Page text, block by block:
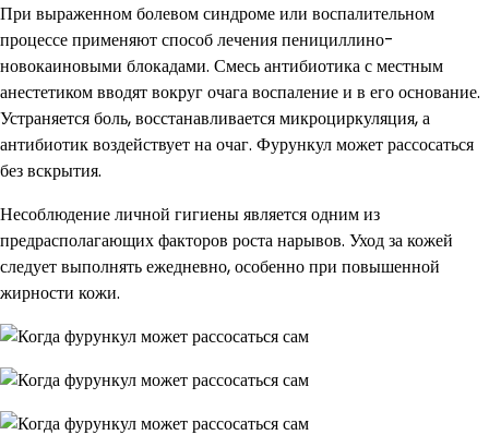
При выраженном болевом синдроме или воспалительном
процессе применяют способ лечения пенициллино-
новокаиновыми блокадами. Смесь антибиотика с местным
анестетиком вводят вокруг очага воспаление и в его основание.
Устраняется боль, восстанавливается микроциркуляция, а
антибиотик воздействует на очаг. Фурункул может рассосаться
без вскрытия.
Несоблюдение личной гигиены является одним из
предрасполагающих факторов роста нарывов. Уход за кожей
следует выполнять ежедневно, особенно при повышенной
жирности кожи.